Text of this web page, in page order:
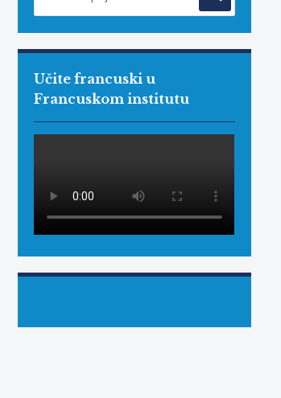
Učite francuski u
Francuskom institutu